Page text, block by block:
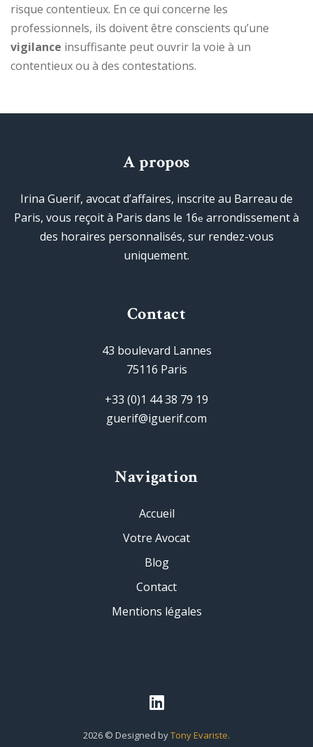
risque contentieux. En ce qui concerne les
professionnels, ils doivent être conscients qu’une
vigilance insuffisante peut ouvrir la voie à un
contentieux ou à des contestations.
A propos
Irina Guerif, avocat d’affaires, inscrite au Barreau de
Paris, vous reçoit à Paris dans le 16e arrondissement à
des horaires personnalisés, sur rendez-vous
uniquement.
Contact
43 boulevard Lannes
75116 Paris
+33 (0)1 44 38 79 19
guerif@iguerif.com
Navigation
Accueil
Votre Avocat
Blog
Contact
Mentions légales
2026 © Designed byTony Evariste.